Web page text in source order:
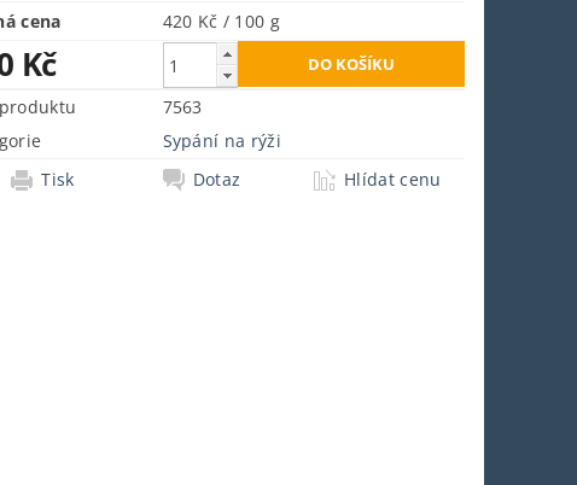
cena
420 Kč / 100 g
Kč
7563
Sypání na rýži
Tisk
Dotaz Hlídat cenu